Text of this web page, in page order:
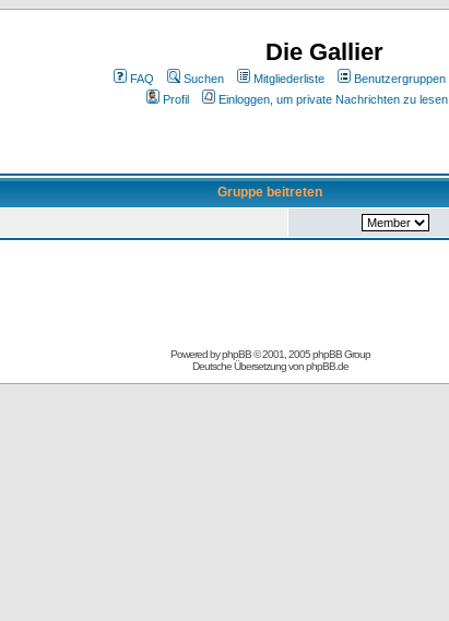
Die Gallier
FAQ Suchen Mitgliederliste Benutzergruppen
Profil
Einloggen, um private Nachrichten zu lesen
Gruppe beitreten
Powered byphpBB© 2001, 2005 phpBB Group
Deutsche Übersetzung vonphpBB.de